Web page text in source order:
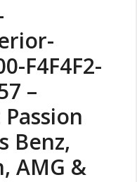
F4F4F2-
–
Benz,
AMG &